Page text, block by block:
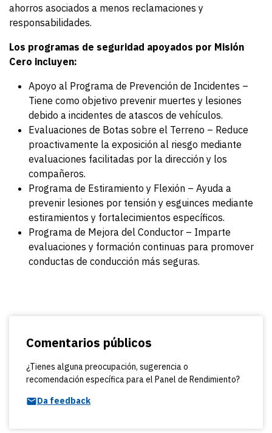
ahorros asociados a menos reclamaciones y
responsabilidades.
Los programas de seguridad apoyados por Misión
Cero incluyen:
Apoyo al Programa de Prevención de Incidentes –
Tiene como objetivo prevenir muertes y lesiones
debido a incidentes de atascos de vehículos.
Evaluaciones de Botas sobre el Terreno – Reduce
proactivamente la exposición al riesgo mediante
evaluaciones facilitadas por la dirección y los
compañeros.
Programa de Estiramiento y Flexión – Ayuda a
prevenir lesiones por tensión y esguinces mediante
estiramientos y fortalecimientos específicos.
Programa de Mejora del Conductor – Imparte
evaluaciones y formación continuas para promover
conductas de conducción más seguras.
Comentarios públicos
¿Tienes alguna preocupación, sugerencia o
recomendación específica para el Panel de Rendimiento?
Da feedback